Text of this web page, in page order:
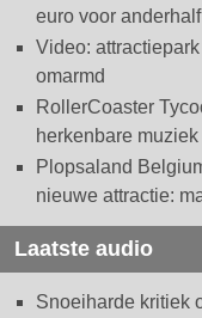
euro voor
Video:
omarmd
RollerCoaster
herkenbare muziek
Plopsaland
nieuwe attractie:
Laatste audio
Snoeiharde kritiek